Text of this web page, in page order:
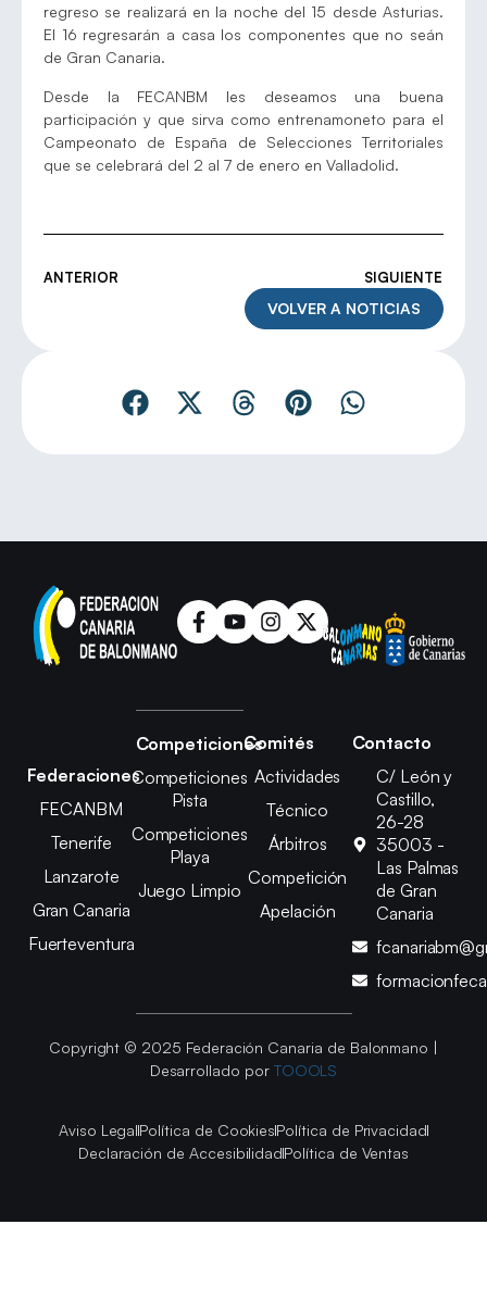
regreso se realizará en la noche del 15 desde Asturias.
El 16 regresarán a casa los componentes que no seán
de Gran Canaria.
Desde la FECANBM les deseamos una buena
participación y que sirva como entrenamoneto para el
Campeonato de España de Selecciones Territoriales
que se celebrará del 2 al 7 de enero en Valladolid.
ANTERIOR SIGUIENTE
VOLVER A NOTICIAS
Federaciones
FECANBM
Tenerife
Lanzarote
Gran Canaria
Fuerteventura
Competiciones
Competiciones
Pista
Competiciones
Playa
Juego Limpio
Comités
Actividades
Técnico
Árbitros
Competición
Apelación
Contacto
C/ León y
Castillo,
26-28
35003 -
Las Palmas
de Gran
Canaria
Copyright © 2025 Federación Canaria de Balonmano |
Desarrollado por TOOOLS
Aviso LegalPolítica de CookiesPolítica de Privacidad
Declaración de AccesibilidadPolítica de Ventas